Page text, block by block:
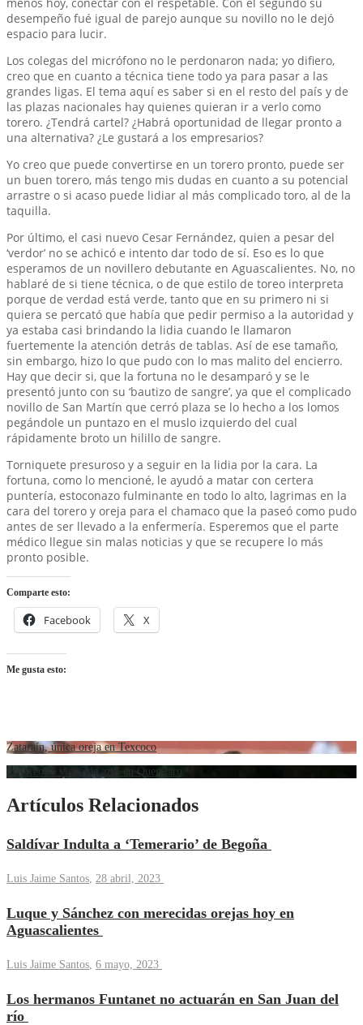
desempeño fué igual de parejo aunque su novillo no le dejó
espacio para lucir.
Los colegas del micrófono no le perdonaron nada; yo difiero,
creo que en cuanto a técnica tiene todo ya para pasar a las
grandes ligas. El tema aquí es saber si en el resto del país y de
las plazas nacionales hay quienes quieran ir a verlo como
torero. ¿Tendrá cartel? ¿Habrá oportunidad de llegar pronto a
una alternativa? ¿Le gustará a los empresarios?
Yo creo que puede convertirse en un torero pronto, puede ser
un buen torero, más tengo mis dudas en cuanto a su potencial
arrastre o si acaso puede lidiar al más complicado toro, al de la
taquilla.
Por último, el casi nuevo Cesar Fernández, quien a pesar del
‘verdor’ no se achicó e intento dar todo de sí. Eso es lo que
esperamos de un novillero debutante en Aguascalientes. No, no
hablaré de si tiene técnica, o de que estilo de toreo interpreta
porque de verdad está verde, tanto que en su primero ni si
quiera se percató que había que pedir permiso a la autoridad y
ya estaba casi brindando la lidia cuando le llamaron
fuertemente la atención detrás de tablas. Así de ese tamaño,
sin embargo, hizo lo que pudo con lo mas malito del encierro.
Hay que decir si, que la fortuna no le desamparó y se le
presentó junto con su ‘bautizo de sangre’, ya que el complicado
novillo de San Martín que cerró plaza se lo hecho a los lomos
pegándole un puntazo en el muslo izquierdo del cual
rápidamente broto un hilillo de sangre.
Torniquete presuroso y a seguir en la lidia por la cara. La
fortuna, como lo mencioné, le ayudó a matar con certera
puntería, estoconazo fulminante en todo lo alto, lagrimas en la
cara del torero y oreja para el chamaco que la paseó como pudo
antes de ser llevado a la enfermería. Esperemos que el parte
médico llegue sin malas noticias y que se recupere lo más
pronto posible.
Comparte esto:
Facebook X
Me gusta esto:
Zataraín, única oreja en Texcoco
El toreo se vistió de azul en Querétaro
Artículos Relacionados
Saldívar Indulta a ‘Temerario’ de Begoña
Luis Jaime Santos 28 abril, 2023
Luque y Sánchez con merecidas orejas hoy en
Aguascalientes
Luis Jaime Santos 6 mayo, 2023
Los hermanos Funtanet no actuarán en San Juan del
río